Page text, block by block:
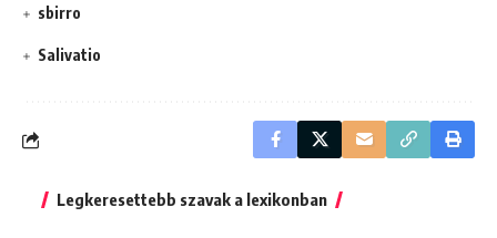
sbirro
Salivatio
Legkeresettebb szavak a lexikonban